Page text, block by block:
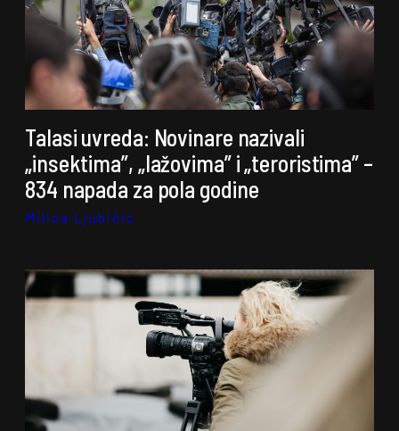
Talasi uvreda: Novinare nazivali
„insektima”, „lažovima” i „teroristima” –
834 napada za pola godine
Milica Ljubičić